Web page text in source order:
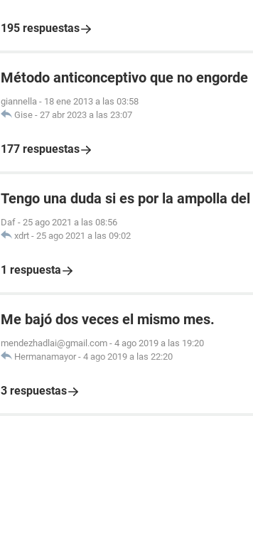
195 respuestas
Método anticonceptivo que no engorde
giannella - 18 ene 2013 a las 03:58
Gise - 27 abr 2023 a las 23:07
177 respuestas
Tengo una duda si es por la ampolla
Daf - 25 ago 2021 a las 08:56
xdrt - 25 ago 2021 a las 09:02
1 respuesta
Me bajó dos veces el mismo mes.
mendezhadlai@gmail.com - 4 ago 2019 a las 19:20
Hermanamayor - 4 ago 2019 a las 22:20
3 respuestas